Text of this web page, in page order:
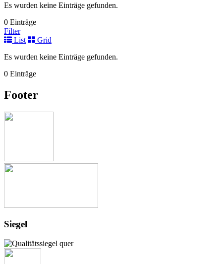
Es wurden keine Einträge gefunden.
0 Einträge
Filter
List
Grid
Es wurden keine Einträge gefunden.
0 Einträge
Footer
Siegel